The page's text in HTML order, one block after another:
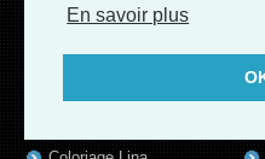
En savoir plus
Coloriage Eleonore
Coloriage Ava